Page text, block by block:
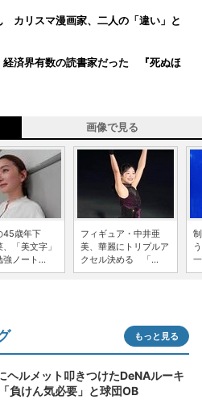
カリスマ漫画家、二人の「違い」と
経済界有数の読書家だった 『死ぬほ
画像で見る
45歳年下
「美文字」
強ノート...
フィギュア・中井亜
美、華麗にトリプルア
クセル決める 「...
もっと見る
ヘルメット叩きつけたDeNAルーキ
負けん気必要」と球団OB